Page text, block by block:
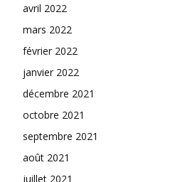
avril 2022
mars 2022
février 2022
janvier 2022
décembre 2021
octobre 2021
septembre 2021
août 2021
juillet 2021